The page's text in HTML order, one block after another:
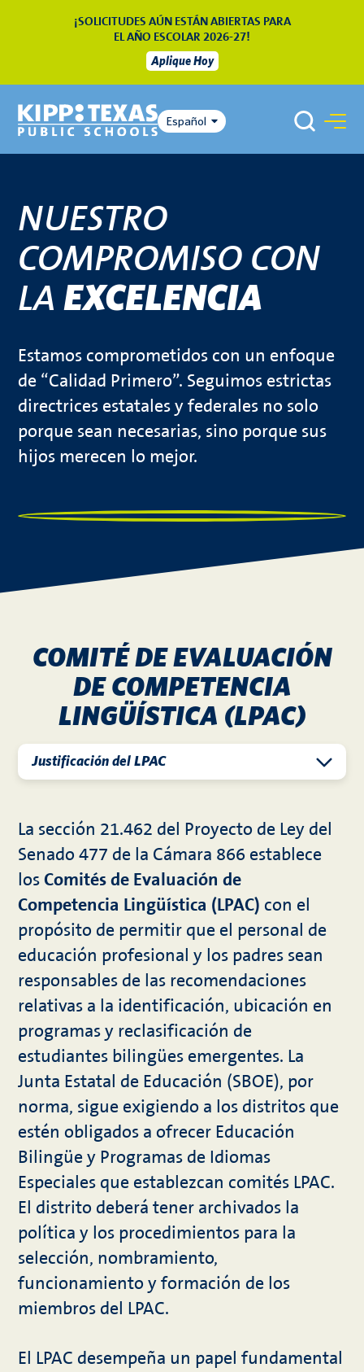
¡SOLICITUDES AÚN ESTÁN ABIERTAS PARA
EL AÑO ESCOLAR 2026-27!
Aplique Hoy
Español
NUESTRO
COMPROMISO CON
LAEXCELENCIA
Estamos comprometidos con un enfoque
de “Calidad Primero”. Seguimos estrictas
directrices estatales y federales no solo
porque sean necesarias, sino porque sus
hijos merecen lo mejor.
COMITÉ DE EVALUACIÓN
DE COMPETENCIA
LINGÜÍSTICA (LPAC)
Justificación del LPAC
La sección 21.462 del Proyecto de Ley del
Senado 477 de la Cámara 866 establece
losComités de Evaluación de
Competencia Lingüística (LPAC) con el
propósito de permitir que el personal de
educación profesional y los padres sean
responsables de las recomendaciones
relativas a la identificación, ubicación en
programas y reclasificación de
estudiantes bilingües emergentes. La
Junta Estatal de Educación (SBOE), por
norma, sigue exigiendo a los distritos que
estén obligados a ofrecer Educación
Bilingüe y Programas de Idiomas
Especiales que establezcan comités LPAC.
El distrito deberá tener archivados la
política y los procedimientos para la
selección, nombramiento,
funcionamiento y formación de los
miembros del LPAC.
El LPAC desempeña un papel fundamental